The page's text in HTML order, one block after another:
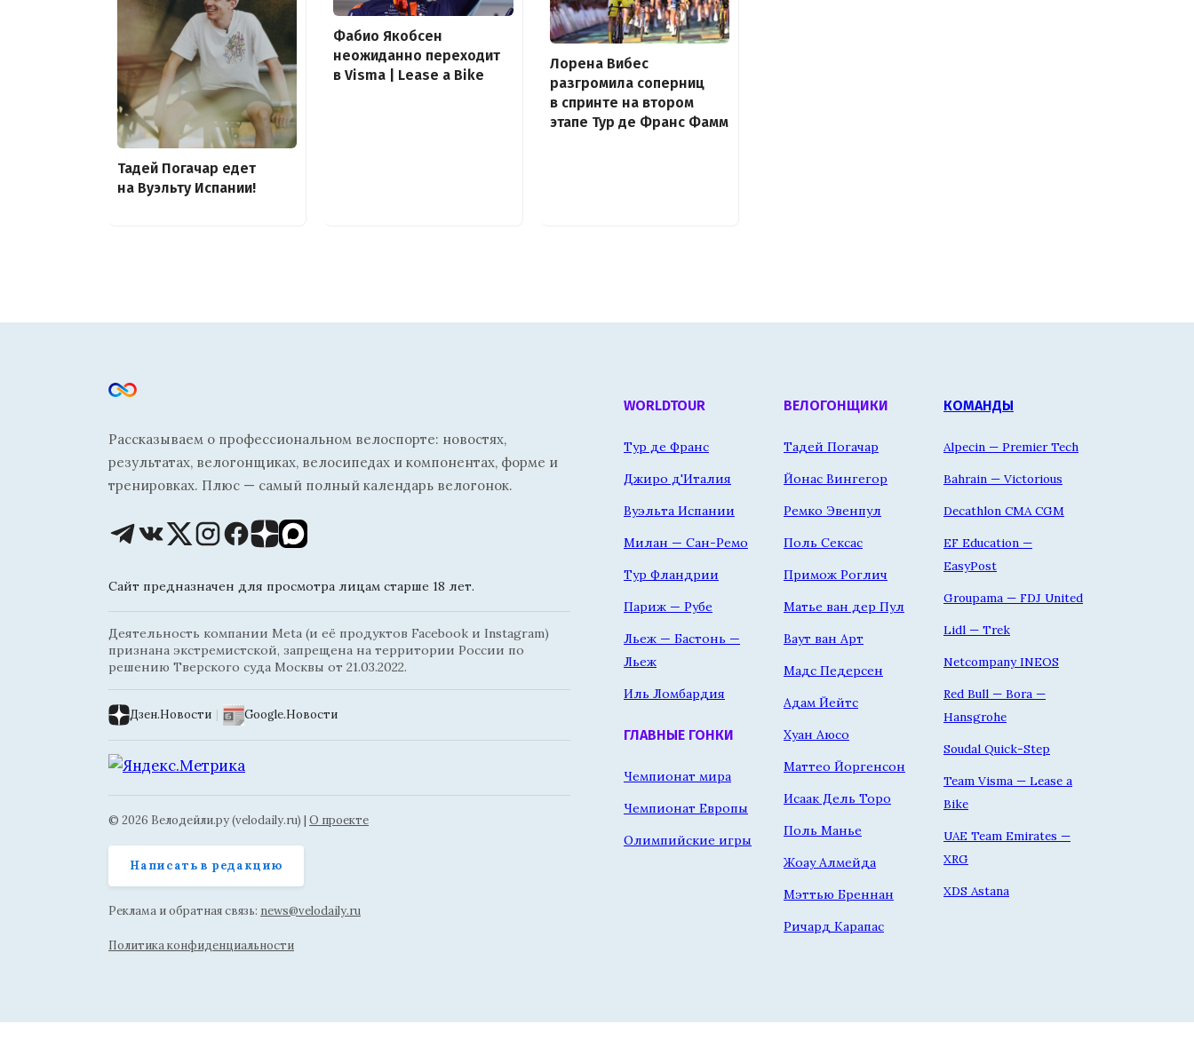
Тадей Погачар едет
на Вуэльту Испании!
Фабио Якобсен
неожиданно переходит
в Visma | Lease a Bike
Лорена Вибес
разгромила соперниц
в спринте на втором
этапе Тур де Франс Фамм
Рассказываем о профессиональном велоспорте: новостях,
результатах, велогонщиках, велосипедах и компонентах, форме и
тренировках. Плюс — самый полный календарь велогонок.
Сайт предназначен для просмотра лицам старше 18 лет.
Деятельность компании Meta (и её продуктов Facebook и Instagram)
признана экстремистской, запрещена на территории России по
решению Тверского суда Москвы от 21.03.2022.
Дзен.Новости | Google.Новости
© 2026 Велодейли.ру (velodaily.ru) | О проекте
Написать в редакцию
Реклама и обратная связь: news@velodaily.ru
Политика конфиденциальности
WORLDTOUR
Тур де Франс
Джиро д'Италия
Вуэльта Испании
Милан — Сан-Ремо
Тур Фландрии
Париж — Рубе
Льеж — Бастонь —
Льеж
Иль Ломбардия
ГЛАВНЫЕ ГОНКИ
Чемпионат мира
Чемпионат Европы
Олимпийские игры
ВЕЛОГОНЩИКИ
Тадей Погачар
Йонас Вингегор
Ремко Эвенпул
Поль Сексас
Примож Роглич
Матье ван дер Пул
Ваут ван Арт
Мадс Педерсен
Адам Йейтс
Хуан Аюсо
Маттео Йоргенсон
Исаак Дель Торо
Поль Манье
Жоау Алмейда
Мэттью Бреннан
Ричард Карапас
КОМАНДЫ
Alpecin — Premier Tech
Bahrain — Victorious
Decathlon CMA CGM
EF Education —
EasyPost
Groupama — FDJ United
Lidl — Trek
Netcompany INEOS
Red Bull — Bora —
Hansgrohe
Soudal Quick-Step
Team Visma — Lease a
Bike
UAE Team Emirates —
XRG
XDS Astana